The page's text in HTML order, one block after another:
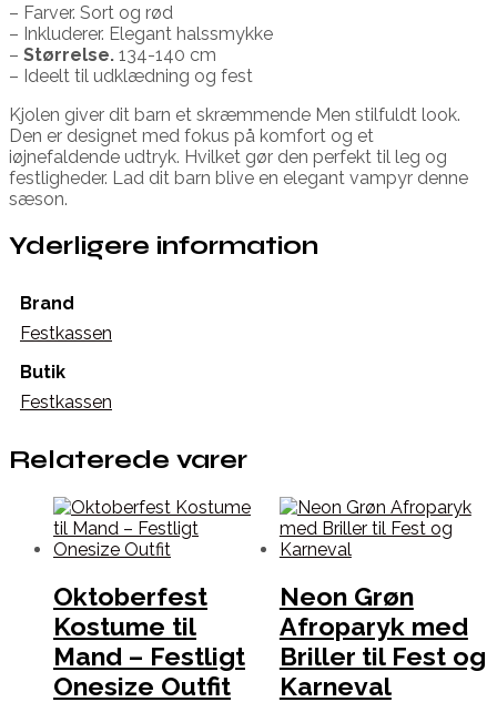
– Farver. Sort og rød
– Inkluderer. Elegant halssmykke
– Størrelse. 134-140 cm
– Ideelt til udklædning og fest
Kjolen giver dit barn et skræmmende Men stilfuldt look.
Den er designet med fokus på komfort og et
iøjnefaldende udtryk. Hvilket gør den perfekt til leg og
festligheder. Lad dit barn blive en elegant vampyr denne
sæson.
Yderligere information
Brand
Festkassen
Butik
Festkassen
Relaterede varer
Oktoberfest
Kostume til
Mand – Festligt
Onesize Outfit
Neon Grøn
Afroparyk med
Briller til Fest og
Karneval